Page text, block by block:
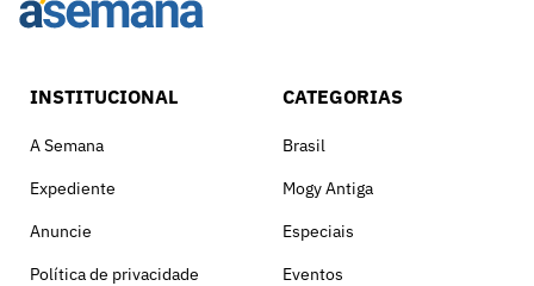
INSTITUCIONAL
A Semana
Expediente
Anuncie
Política de privacidade
CATEGORIAS
Brasil
Mogy Antiga
Especiais
Eventos